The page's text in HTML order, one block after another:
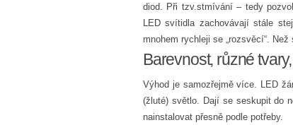
diod. Při tzv.stmívání – tedy
LED svítidla zachovávají stále
mnohem rychleji se „rozsvěcí“.
Barevnost, různé
Výhod je samozřejmě více. LED
(žluté) světlo. Dají se seskupit do
nainstalovat přesně podle potřeby.